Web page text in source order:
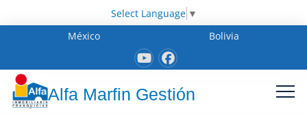
Select Language ▼
México
Bolivia
Alfa Marfin Gestión